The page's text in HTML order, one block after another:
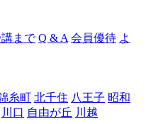
ャ
まで Q & A 会員優待 よ
糸町 北千住 八王子 昭和
川口 自由が丘 川越